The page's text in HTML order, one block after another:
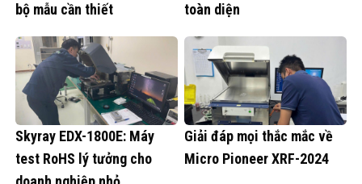
bộ mẫu cần thiết
toàn diện
Skyray EDX-1800E: Máy
test RoHS lý tưởng cho
Giải đáp mọi thắc mắc về
Micro Pioneer XRF-2024